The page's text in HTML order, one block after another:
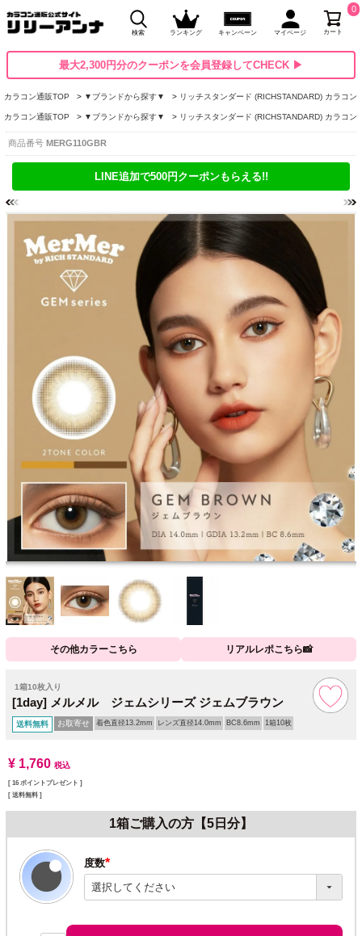
検索 ランキング キャンペーン マイページ カート
0
最大2,300円分のクーポンを会員登録してCHECK ▶
カラコン通販TOP ▼ブランドから探す▼ リッチスタンダード (RICHSTANDARD) カラコン
カラコン通販TOP ▼ブランドから探す▼ リッチスタンダード (RICHSTANDARD) カラコン
商品番号 MERG110GBR
LINE追加で500円クーポンもらえる!!
その他カラーこちら リアルレポこちら📸
1箱10枚入り
[1day] メルメル ジェムシリーズ ジェムブラウン
送料無料 お取寄せ 着色直径13.2mm レンズ直径14.0mm BC8.6mm 1箱10枚
¥ 1,760 税込
[ 16 ポイントプレゼント ]
送料無料
1箱ご購入の方【5日分】
度数
(必
須)